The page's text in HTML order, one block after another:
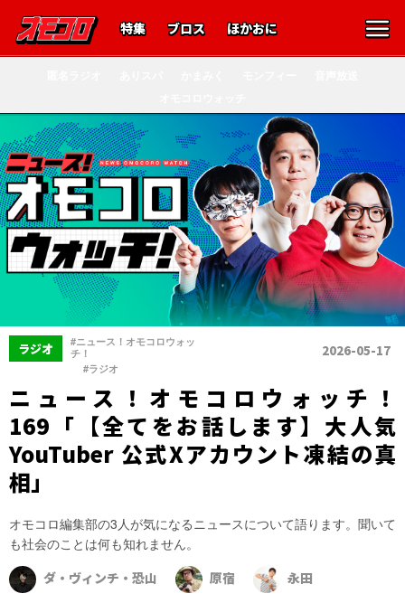
特集 ブロス ほかおに
ラジオ
#ニュース！オモコロウォッ
チ！
#ラジオ
2026-05-17
ニュース！オモコロウォッチ！
169「【全てをお話します】大人気
YouTuber 公式Xアカウント凍結の真
相」
オモコロ編集部の3人が気になるニュースについて語ります。聞いて
も社会のことは何も知れません。
ダ・ヴィンチ・恐山
原宿 永田